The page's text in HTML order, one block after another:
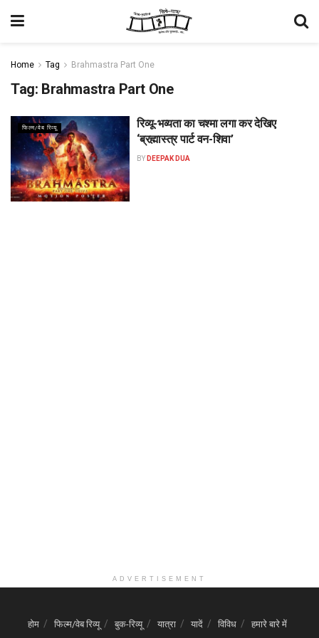
Home Tag Brahmastra Part One
Tag: Brahmastra Part One
फिल्म/वेब रिव्यू
रिव्यू-भव्यता का चश्मा लगा कर देखिए
‘ब्रह्मास्त्र पार्ट वन-शिवा’
BY DEEPAK DUA
ADVERTISEMENT
होम फिल्म/वेब रिव्यू बुक-रिव्यू यात्रा यादें विविध हमारे बारे में